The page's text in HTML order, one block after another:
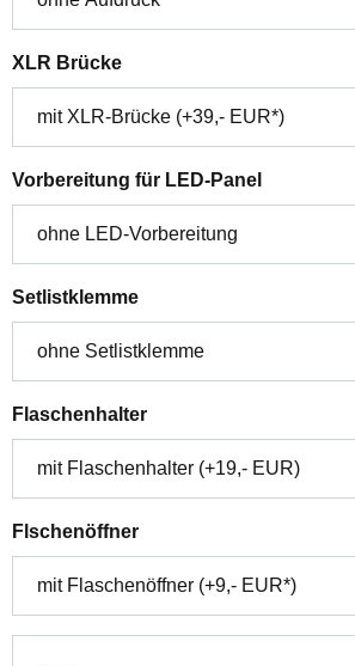
XLR Brückeauswählen
Vorbereitung für LED-Panelauswählen
Setlistklemmeauswählen
Flaschenhalterauswählen
Flschenöffnerauswählen